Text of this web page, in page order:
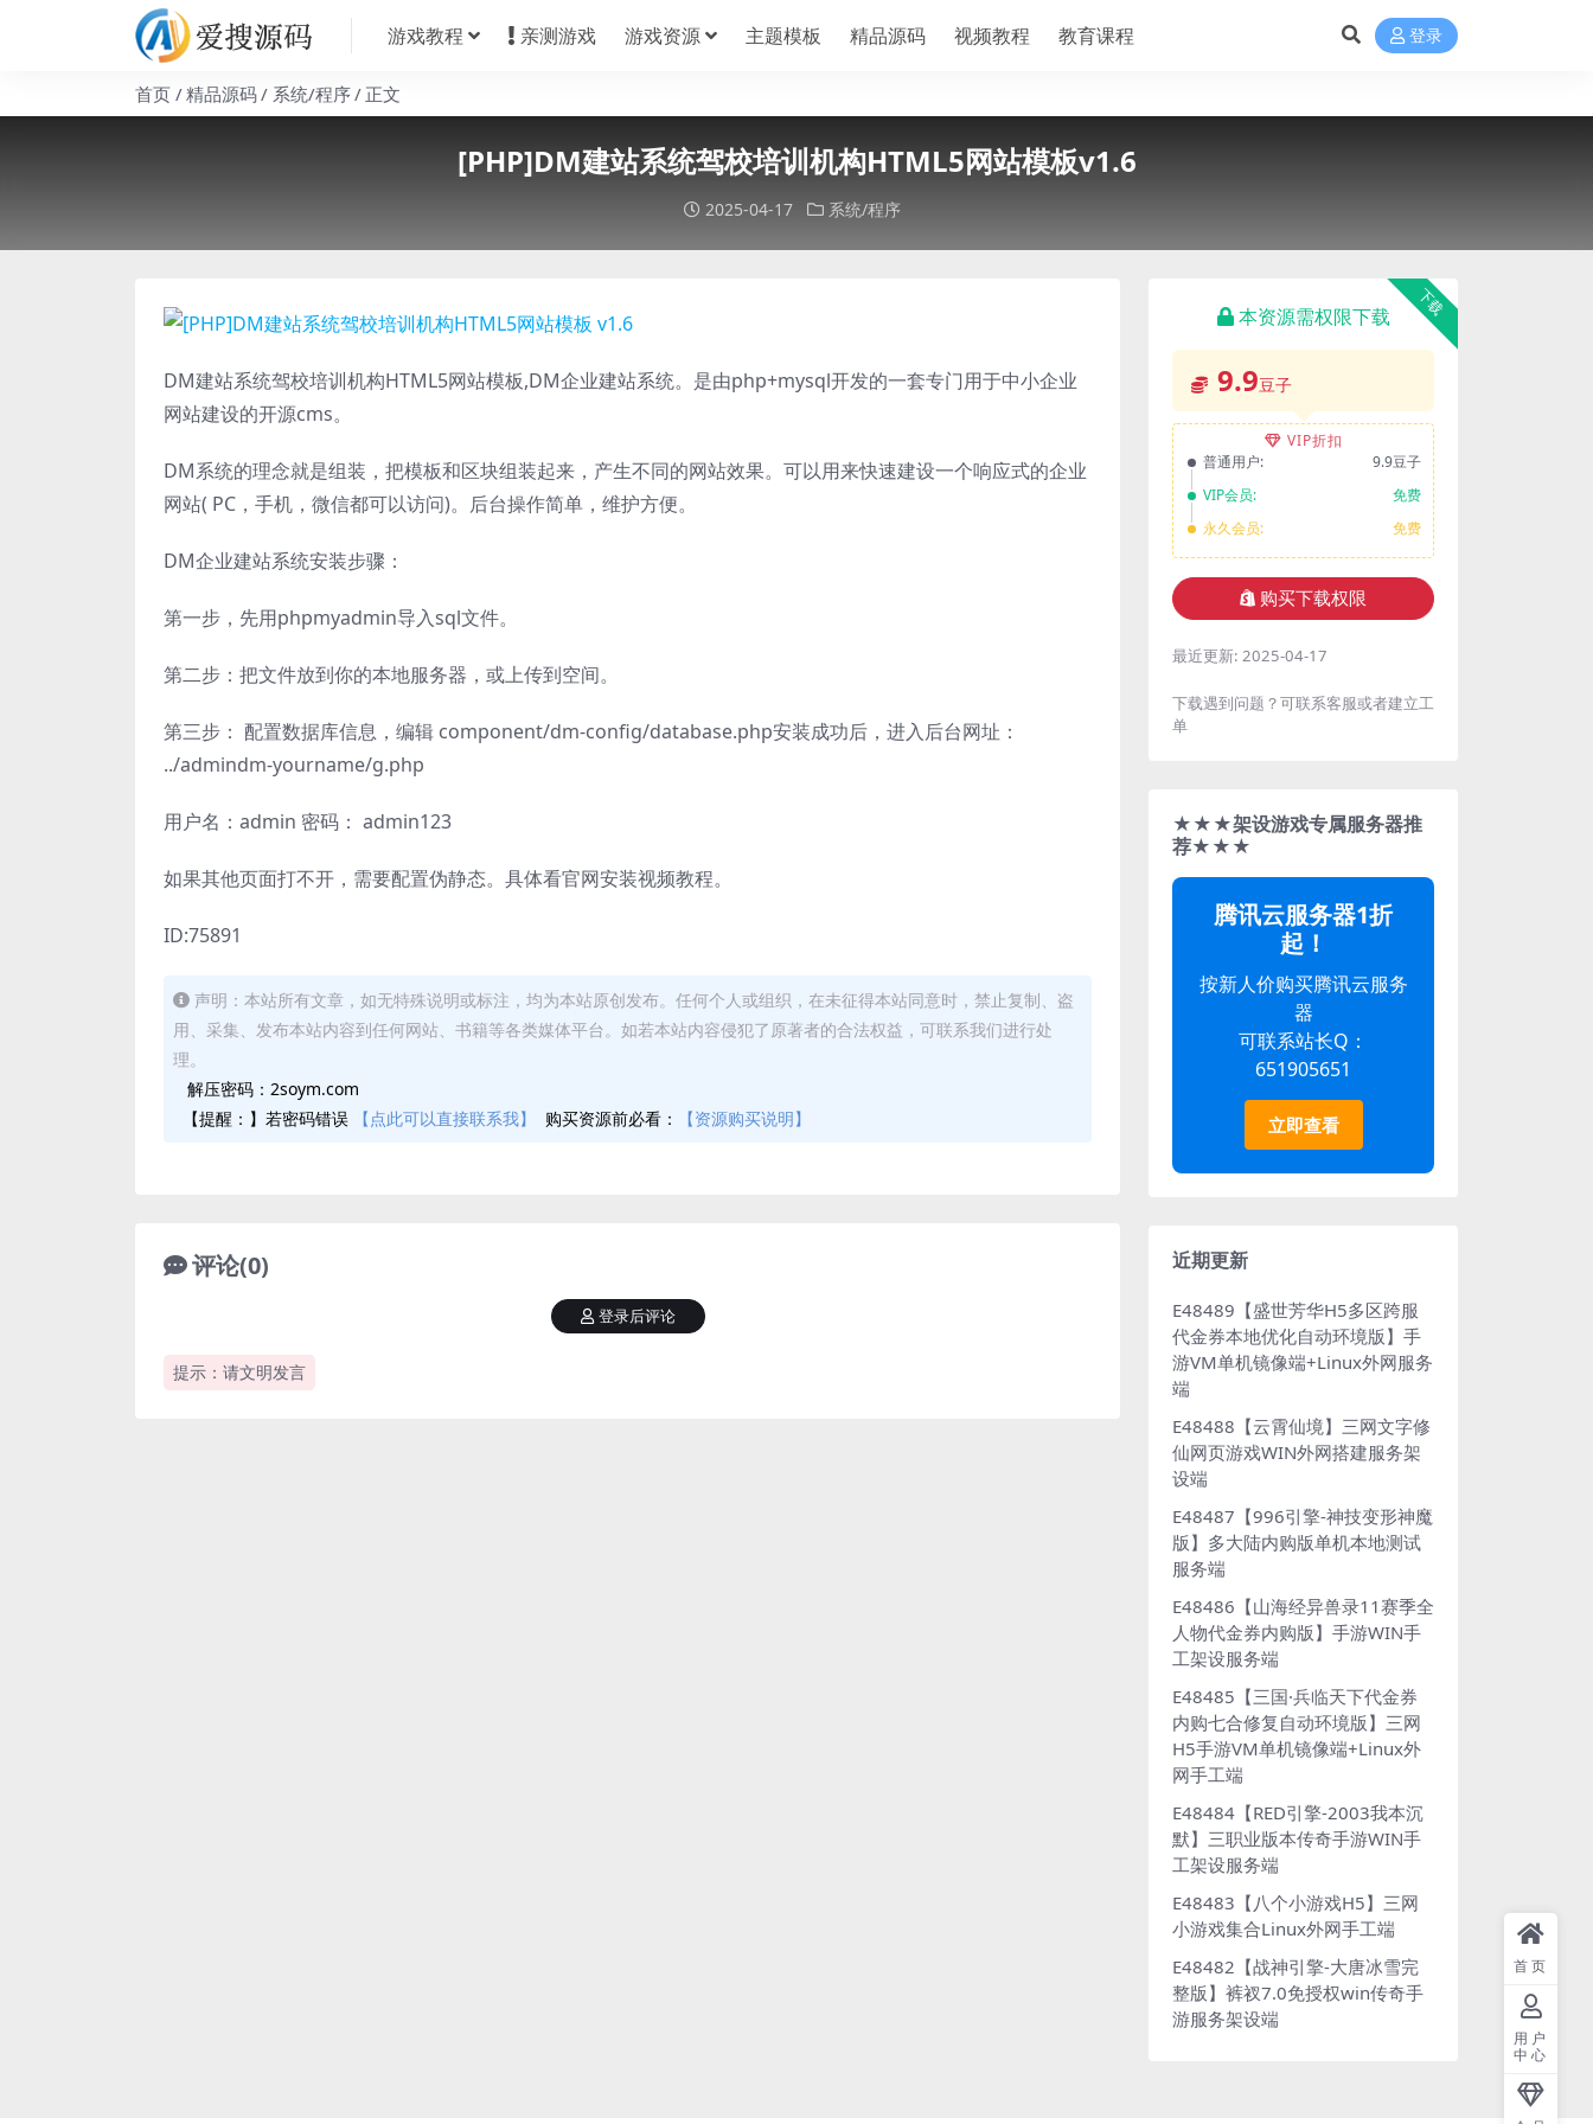
游戏教程 亲测游戏 游戏资源 主题模板 精品源码 视频教程 教育课程 登录
首页 精品源码 系统/程序 正文
[PHP]DM建站系统驾校培训机构HTML5网站模板v1.6
2025-04-17 系统/程序
DM建站系统驾校培训机构HTML5网站模板,DM企业建站系统。是由php+mysql开发的一套专门用于中小企业
网站建设的开源cms。
DM系统的理念就是组装，把模板和区块组装起来，产生不同的网站效果。可以用来快速建设一个响应式的企业
网站( PC，手机，微信都可以访问)。后台操作简单，维护方便。
DM企业建站系统安装步骤：
第一步，先用phpmyadmin导入sql文件。
第二步：把文件放到你的本地服务器，或上传到空间。
第三步： 配置数据库信息，编辑 component/dm-config/database.php安装成功后，进入后台网址：
../admindm-yourname/g.php
用户名：admin 密码： admin123
如果其他页面打不开，需要配置伪静态。具体看官网安装视频教程。
ID:75891
声明：本站所有文章，如无特殊说明或标注，均为本站原创发布。任何个人或组织，在未征得本站同意时，禁止复制、盗
用、采集、发布本站内容到任何网站、书籍等各类媒体平台。如若本站内容侵犯了原著者的合法权益，可联系我们进行处
理。
解压密码：2soym.com
【提醒：】若密码错误
【点此可以直接联系我】 购买资源前必看： 【资源购买说明】
评论(0)
提示：请文明发言
登录后评论
下载
本资源需权限下载
9.9豆子
VIP折扣
普通用户:
9.9豆子
VIP会员:
免费
永久会员:
免费
购买下载权限
最近更新: 2025-04-17
下载遇到问题？可联系客服或者建立工
单
★★★架设游戏专属服务器推
荐★★★
腾讯云服务器1折
起！
按新人价购买腾讯云服务
器
可联系站长Q：
651905651
立即查看
近期更新
E48489【盛世芳华H5多区跨服
代金券本地优化自动环境版】手
游VM单机镜像端+Linux外网服务
端
E48488【云霄仙境】三网文字修
仙网页游戏WIN外网搭建服务架
设端
E48487【996引擎-神技变形神魔
版】多大陆内购版单机本地测试
服务端
E48486【山海经异兽录11赛季全
人物代金券内购版】手游WIN手
工架设服务端
E48485【三国·兵临天下代金券
内购七合修复自动环境版】三网
H5手游VM单机镜像端+Linux外
网手工端
E48484【RED引擎-2003我本沉
默】三职业版本传奇手游WIN手
工架设服务端
E48483【八个小游戏H5】三网
小游戏集合Linux外网手工端
E48482【战神引擎-大唐冰雪完
整版】裤衩7.0免授权win传奇手
游服务架设端
首页
用户
中心